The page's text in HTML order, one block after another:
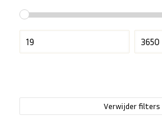
Verwijder filters